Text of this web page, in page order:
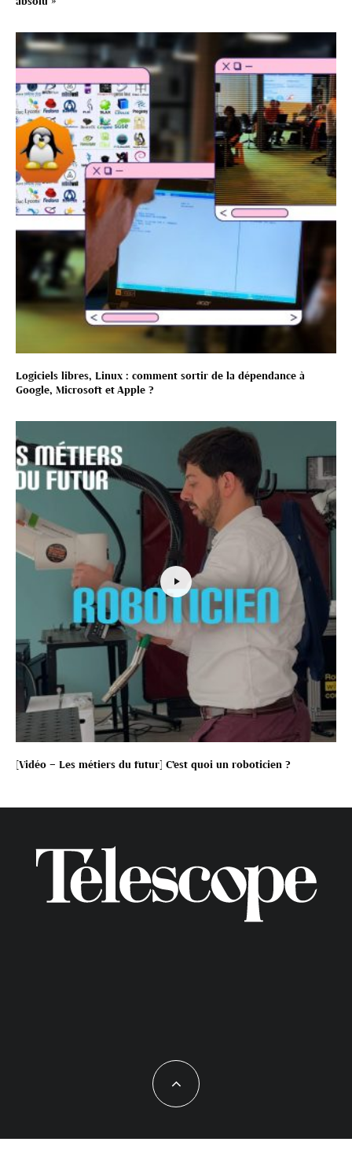
Logiciels libres, Linux : comment sortir de la dépendance à
Google, Microsoft et Apple ?
[Vidéo – Les métiers du futur] C’est quoi un roboticien ?